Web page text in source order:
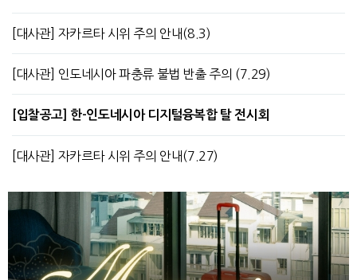
[대사관] 자카르타 시위 주의 안내(8.3)
[대사관] 인도네시아 파충류 불법 반출 주의 (7.29)
[입찰공고] 한-인도네시아 디지털융복합 탈 전시회
[대사관] 자카르타 시위 주의 안내(7.27)